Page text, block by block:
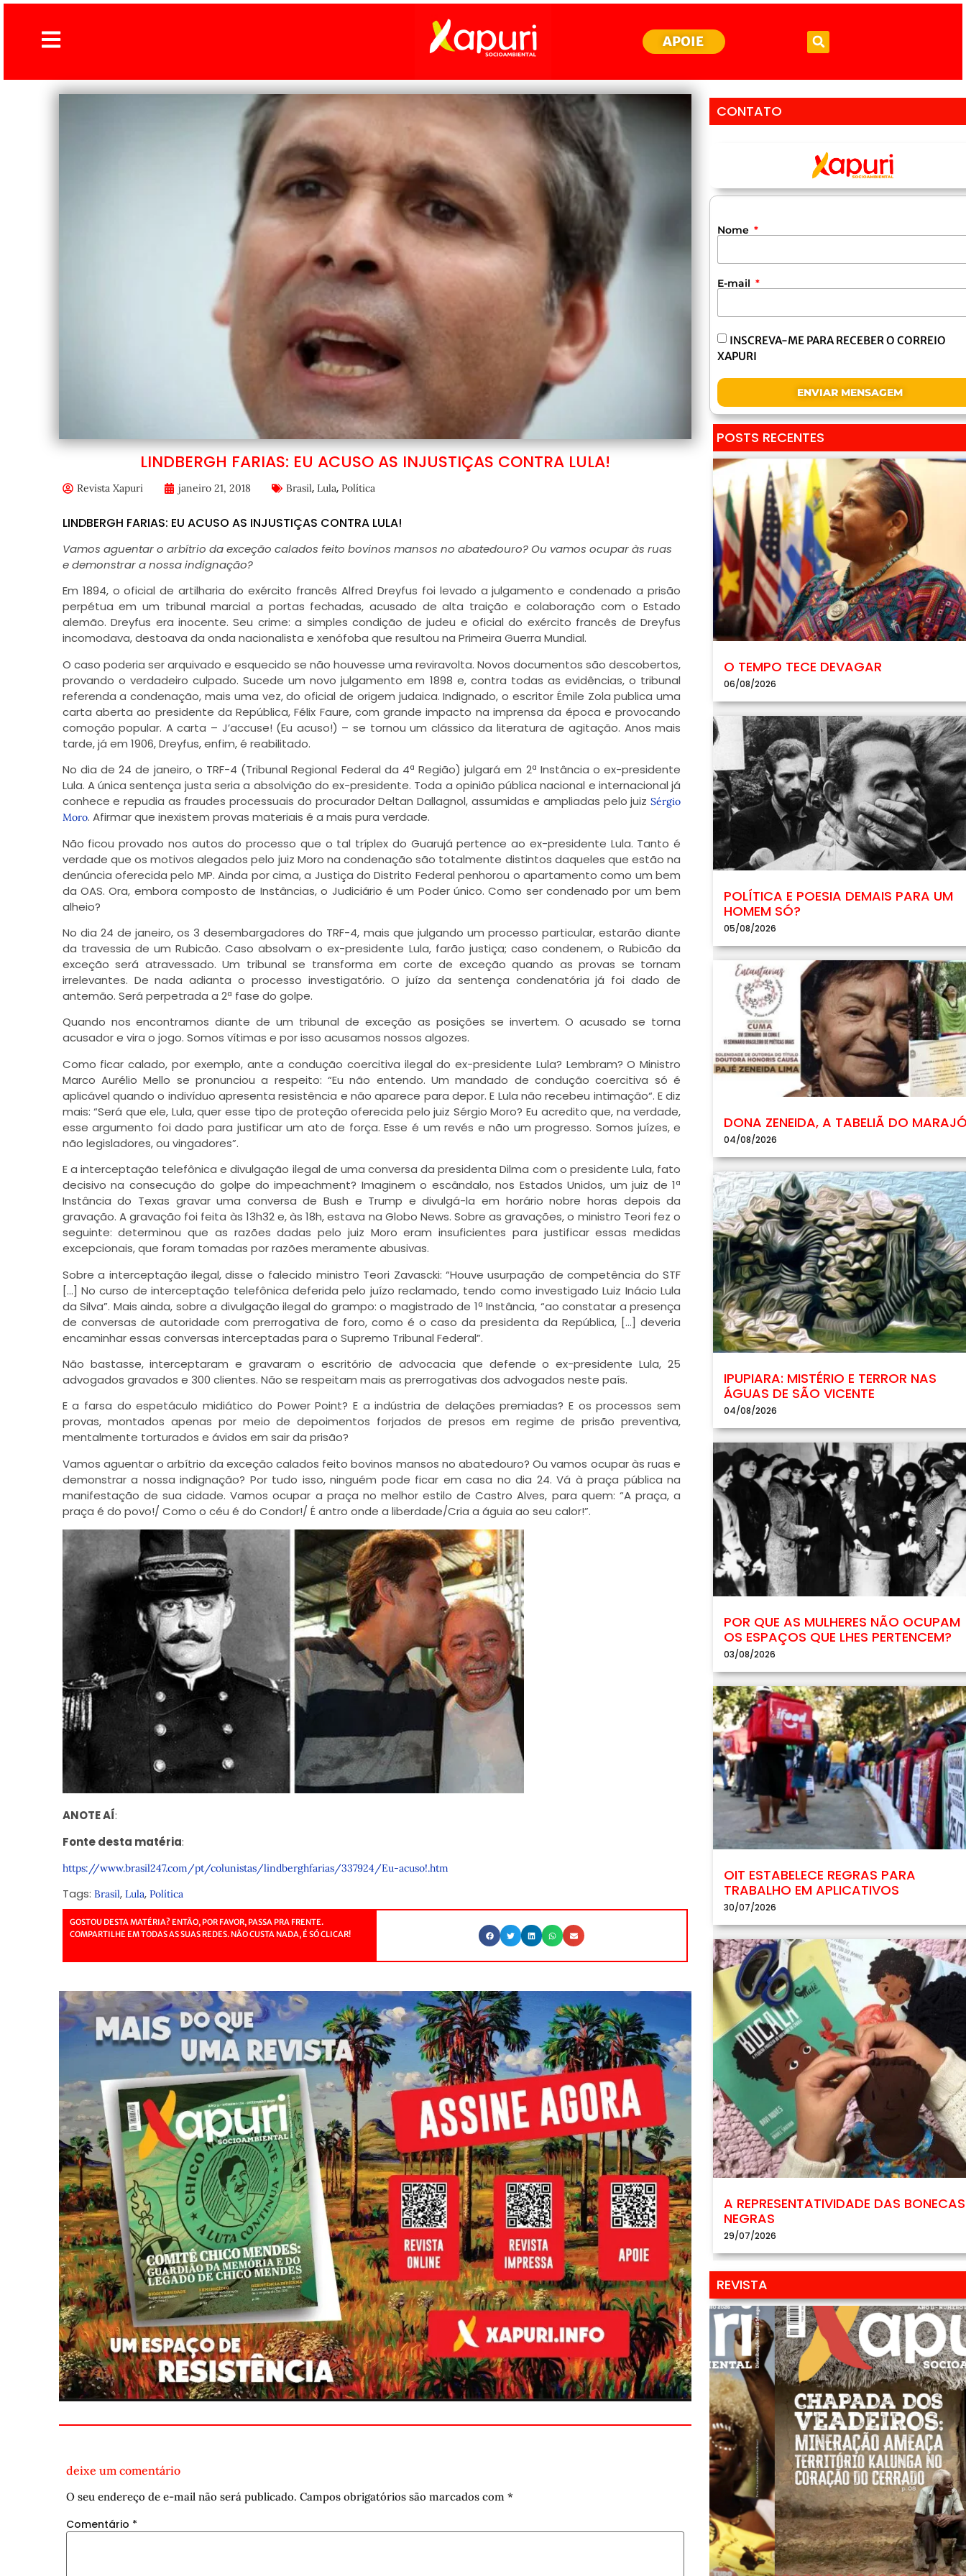
APOIE
LINDBERGH FARIAS: EU ACUSO AS INJUSTIÇAS CONTRA LULA!
Revista Xapuri janeiro 21, 2018 Brasil, Lula, Política
LINDBERGH FARIAS: EU ACUSO AS INJUSTIÇAS CONTRA LULA!
Vamos aguentar o arbítrio da exceção calados feito bovinos mansos no abatedouro? Ou vamos ocupar às ruas
e demonstrar a nossa indignação?
Em 1894, o oficial de artilharia do exército francês Alfred Dreyfus foi levado a julgamento e condenado a prisão
perpétua em um tribunal marcial a portas fechadas, acusado de alta traição e colaboração com o Estado
alemão. Dreyfus era inocente. Seu crime: a simples condição de judeu e oficial do exército francês de Dreyfus
incomodava, destoava da onda nacionalista e xenófoba que resultou na Primeira Guerra Mundial.
O caso poderia ser arquivado e esquecido se não houvesse uma reviravolta. Novos documentos são descobertos,
provando o verdadeiro culpado. Sucede um novo julgamento em 1898 e, contra todas as evidências, o tribunal
referenda a condenação, mais uma vez, do oficial de origem judaica. Indignado, o escritor Émile Zola publica uma
carta aberta ao presidente da República, Félix Faure, com grande impacto na imprensa da época e provocando
comoção popular. A carta – J’accuse! (Eu acuso!) – se tornou um clássico da literatura de agitação. Anos mais
tarde, já em 1906, Dreyfus, enfim, é reabilitado.
No dia de 24 de janeiro, o TRF-4 (Tribunal Regional Federal da 4ª Região) julgará em 2ª Instância o ex-presidente
Lula. A única sentença justa seria a absolvição do ex-presidente. Toda a opinião pública nacional e internacional já
conhece e repudia as fraudes processuais do procurador Deltan Dallagnol, assumidas e ampliadas pelo juizSérgio
Moro. Afirmar que inexistem provas materiais é a mais pura verdade.
Não ficou provado nos autos do processo que o tal tríplex do Guarujá pertence ao ex-presidente Lula. Tanto é
verdade que os motivos alegados pelo juiz Moro na condenação são totalmente distintos daqueles que estão na
denúncia oferecida pelo MP. Ainda por cima, a Justiça do Distrito Federal penhorou o apartamento como um bem
da OAS. Ora, embora composto de Instâncias, o Judiciário é um Poder único. Como ser condenado por um bem
alheio?
No dia 24 de janeiro, os 3 desembargadores do TRF-4, mais que julgando um processo particular, estarão diante
da travessia de um Rubicão. Caso absolvam o ex-presidente Lula, farão justiça; caso condenem, o Rubicão da
exceção será atravessado. Um tribunal se transforma em corte de exceção quando as provas se tornam
irrelevantes. De nada adianta o processo investigatório. O juízo da sentença condenatória já foi dado de
antemão. Será perpetrada a 2ª fase do golpe.
Quando nos encontramos diante de um tribunal de exceção as posições se invertem. O acusado se torna
acusador e vira o jogo. Somos vítimas e por isso acusamos nossos algozes.
Como ficar calado, por exemplo, ante a condução coercitiva ilegal do ex-presidente Lula? Lembram? O Ministro
Marco Aurélio Mello se pronunciou a respeito: “Eu não entendo. Um mandado de condução coercitiva só é
aplicável quando o indivíduo apresenta resistência e não aparece para depor. E Lula não recebeu intimação“. E diz
mais: “Será que ele, Lula, quer esse tipo de proteção oferecida pelo juiz Sérgio Moro? Eu acredito que, na verdade,
esse argumento foi dado para justificar um ato de força. Esse é um revés e não um progresso. Somos juízes, e
não legisladores, ou vingadores”.
E a interceptação telefônica e divulgação ilegal de uma conversa da presidenta Dilma com o presidente Lula, fato
decisivo na consecução do golpe do impeachment? Imaginem o escândalo, nos Estados Unidos, um juiz de 1ª
Instância do Texas gravar uma conversa de Bush e Trump e divulgá-la em horário nobre horas depois da
gravação. A gravação foi feita às 13h32 e, às 18h, estava na Globo News. Sobre as gravações, o ministro Teori fez o
seguinte: determinou que as razões dadas pelo juiz Moro eram insuficientes para justificar essas medidas
excepcionais, que foram tomadas por razões meramente abusivas.
Sobre a interceptação ilegal, disse o falecido ministro Teori Zavascki: “Houve usurpação de competência do STF
[…] No curso de interceptação telefônica deferida pelo juízo reclamado, tendo como investigado Luiz Inácio Lula
da Silva”. Mais ainda, sobre a divulgação ilegal do grampo: o magistrado de 1ª Instância, “ao constatar a presença
de conversas de autoridade com prerrogativa de foro, como é o caso da presidenta da República, […] deveria
encaminhar essas conversas interceptadas para o Supremo Tribunal Federal”.
Não bastasse, interceptaram e gravaram o escritório de advocacia que defende o ex-presidente Lula, 25
advogados gravados e 300 clientes. Não se respeitam mais as prerrogativas dos advogados neste país.
E a farsa do espetáculo midiático do Power Point? E a indústria de delações premiadas? E os processos sem
provas, montados apenas por meio de depoimentos forjados de presos em regime de prisão preventiva,
mentalmente torturados e ávidos em sair da prisão?
Vamos aguentar o arbítrio da exceção calados feito bovinos mansos no abatedouro? Ou vamos ocupar às ruas e
demonstrar a nossa indignação? Por tudo isso, ninguém pode ficar em casa no dia 24. Vá à praça pública na
manifestação de sua cidade. Vamos ocupar a praça no melhor estilo de Castro Alves, para quem: “A praça, a
praça é do povo!/ Como o céu é do Condor!/ É antro onde a liberdade/Cria a águia ao seu calor!”.
ANOTE AÍ:
Fonte desta matéria:
https://www.brasil247.com/pt/colunistas/lindberghfarias/337924/Eu-acuso!.htm
Tags: Brasil, Lula, Política
GOSTOU DESTA MATÉRIA? ENTÃO, POR FAVOR, PASSA PRA FRENTE.
COMPARTILHE EM TODAS AS SUAS REDES. NÃO CUSTA NADA, É SÓ CLICAR!
deixe um comentário
O seu endereço de e-mail não será publicado. Campos obrigatórios são marcados com *
Comentário *
CONTATO
Nome
E-mail
INSCREVA-ME PARA RECEBER O CORREIO
XAPURI
ENVIAR MENSAGEM
POSTS RECENTES
O TEMPO TECE DEVAGAR
06/08/2026
POLÍTICA E POESIA DEMAIS PARA UM
HOMEM SÓ?
05/08/2026
DONA ZENEIDA, A TABELIÃ DO
04/08/2026
IPUPIARA: MISTÉRIO E TERROR NAS
ÁGUAS DE SÃO VICENTE
04/08/2026
POR QUE AS MULHERES NÃO OCUPAM
OS ESPAÇOS QUE LHES PERTENCEM?
03/08/2026
OIT ESTABELECE REGRAS PARA
TRABALHO EM APLICATIVOS
30/07/2026
A REPRESENTATIVIDADE DAS BONECAS
NEGRAS
29/07/2026
REVISTA